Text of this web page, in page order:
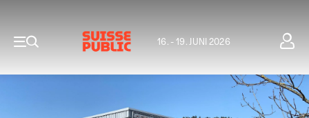
16. - 19. JUNI 2026